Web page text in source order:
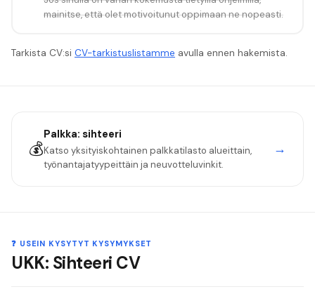
mainitse, että olet motivoitunut oppimaan ne nopeasti.
Tarkista CV:si CV-tarkistuslistamme avulla ennen hakemista.
💰
Palkka: sihteeri
Katso yksityiskohtainen palkkatilasto alueittain,
työnantajatyypeittäin ja neuvotteluvinkit.
→
❓ USEIN KYSYTYT KYSYMYKSET
UKK: Sihteeri CV